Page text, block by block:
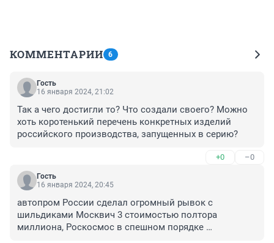
КОММЕНТАРИИ 6
Гость
16 января 2024, 21:02
Так а чего достигли то? Что создали своего? Можно
хоть коротенький перечень конкретных изделий
российского производства, запущенных в серию?
+0 –0
Гость
16 января 2024, 20:45
автопром России сделал огромный рывок с
шильдиками Москвич 3 стоимостью полтора
миллиона, Роскосмос в спешном порядке